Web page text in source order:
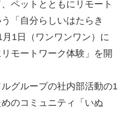
ペットとともにリモート
「自分らしいはたらき
1日（ワンワンワン）に
リモートワーク体験」を開
グループの社内部活動の1
のコミュニティ「いぬ